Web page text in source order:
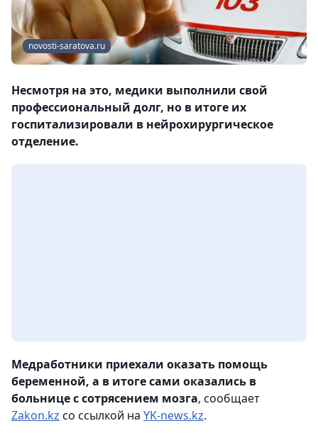
novosti-saratova.ru
Несмотря на это, медики выполнили свой
профессиональный долг, но в итоге их
госпитализировали в нейрохирургическое
отделение.
Медработники приехали оказать помощь
беременной, а в итоге сами оказались в
больнице с сотрясением мозга, сообщает
Zakon.kz со ссылкой на YK-news.kz.